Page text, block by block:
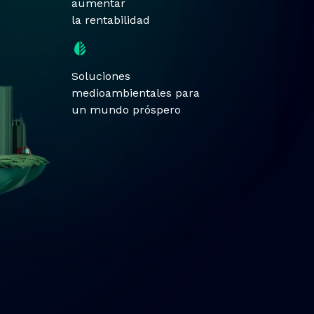
aumentar
la rentabilidad
Soluciones
medioambientales para
un mundo próspero